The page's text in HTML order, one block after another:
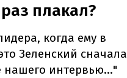
плакал?
когда ему в
Зеленский сначала
нашего интервью…"